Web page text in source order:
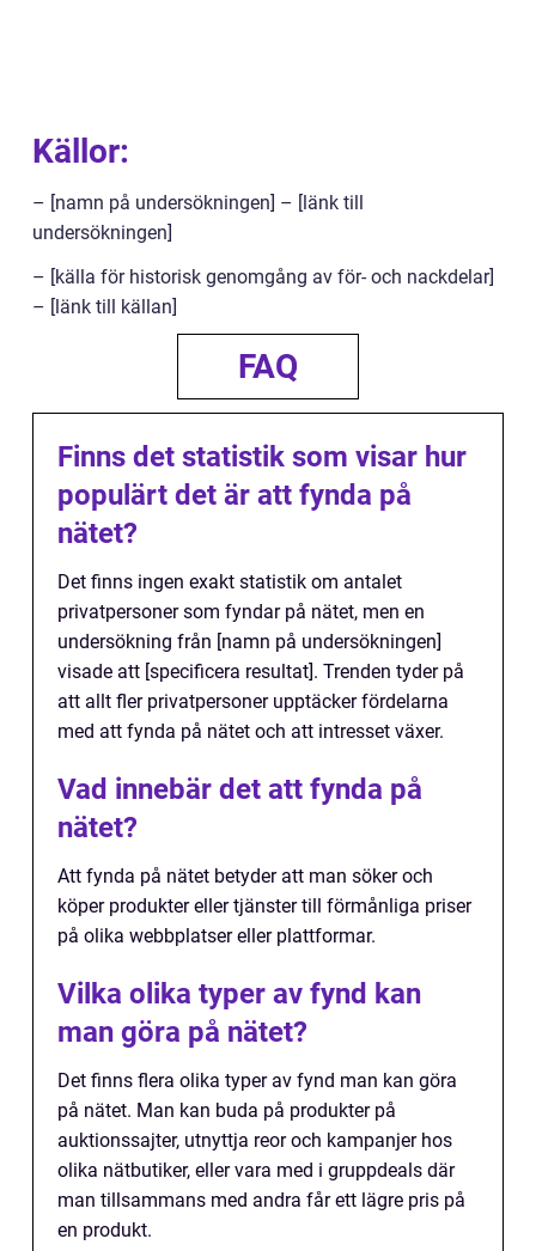
Källor:
– [namn på undersökningen] – [länk till
undersökningen]
– [källa för historisk genomgång av för- och nackdelar]
– [länk till källan]
FAQ
Finns det statistik som visar hur
populärt det är att fynda på
nätet?
Det finns ingen exakt statistik om antalet
privatpersoner som fyndar på nätet, men en
undersökning från [namn på undersökningen]
visade att [specificera resultat]. Trenden tyder på
att allt fler privatpersoner upptäcker fördelarna
med att fynda på nätet och att intresset växer.
Vad innebär det att fynda på
nätet?
Att fynda på nätet betyder att man söker och
köper produkter eller tjänster till förmånliga priser
på olika webbplatser eller plattformar.
Vilka olika typer av fynd kan
man göra på nätet?
Det finns flera olika typer av fynd man kan göra
på nätet. Man kan buda på produkter på
auktionssajter, utnyttja reor och kampanjer hos
olika nätbutiker, eller vara med i gruppdeals där
man tillsammans med andra får ett lägre pris på
en produkt.